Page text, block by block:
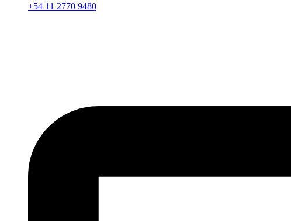
+54 11 2770 9480